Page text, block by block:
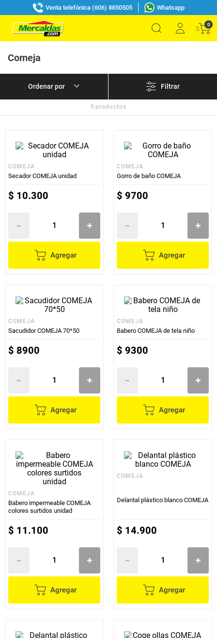
Venta telefónica (606) 8850505 Whatsapp
0
Comeja
Filtrar
9 productos
COMEJA
Secador COMEJA unidad
$ 10.300
Agregar
COMEJA
Gorro de baño COMEJA
$ 9700
Agregar
COMEJA
Sacudidor COMEJA 70*50
$ 8900
Agregar
COMEJA
Babero COMEJA de tela niño
$ 9300
Agregar
COMEJA
Babero impermeable COMEJA
colores surtidos unidad
$ 11.100
Agregar
COMEJA
Delantal plástico blanco COMEJA
$ 14.900
Agregar